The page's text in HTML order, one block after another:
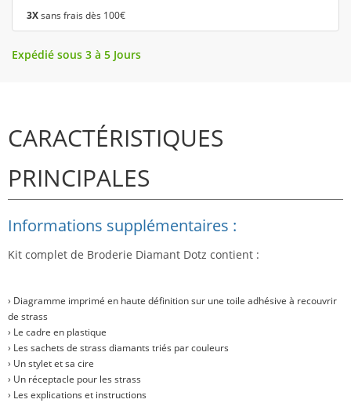
3Xsans frais dès 100€
Expédié sous 3 à 5 Jours
CARACTÉRISTIQUES
PRINCIPALES
Informations supplémentaires :
Kit complet de Broderie Diamant Dotz contient :
› Diagramme imprimé en haute définition sur une toile adhésive à recouvrir
de strass
› Le cadre en plastique
› Les sachets de strass diamants triés par couleurs
› Un stylet et sa cire
› Un réceptacle pour les strass
› Les explications et instructions